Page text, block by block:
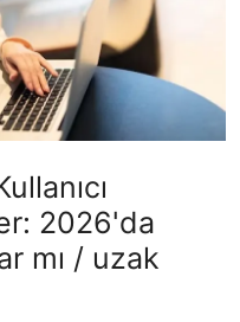
2026'da
mı / uzak